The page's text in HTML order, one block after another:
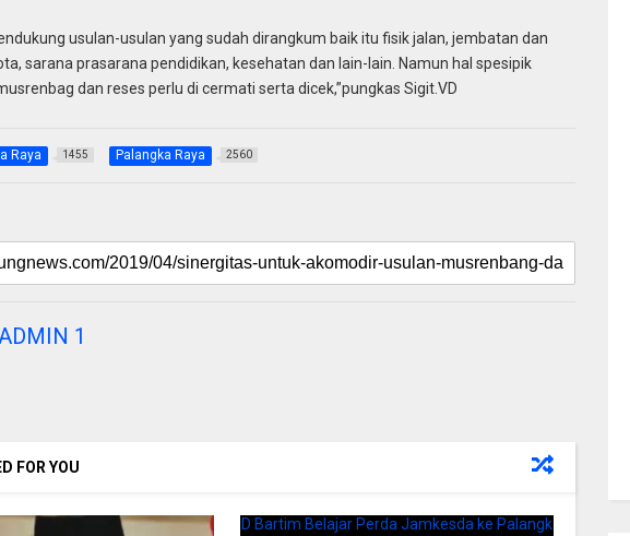
usulan-usulan yang sudah dirangkum baik itu fisik jalan, jembatan dan
sarana prasarana pendidikan, kesehatan dan lain-lain. Namun hal spesipik
dan reses perlu di cermati serta dicek,”pungkas Sigit.VD
Raya 1455 Palangka Raya 2560
ADMIN 1
FOR YOU